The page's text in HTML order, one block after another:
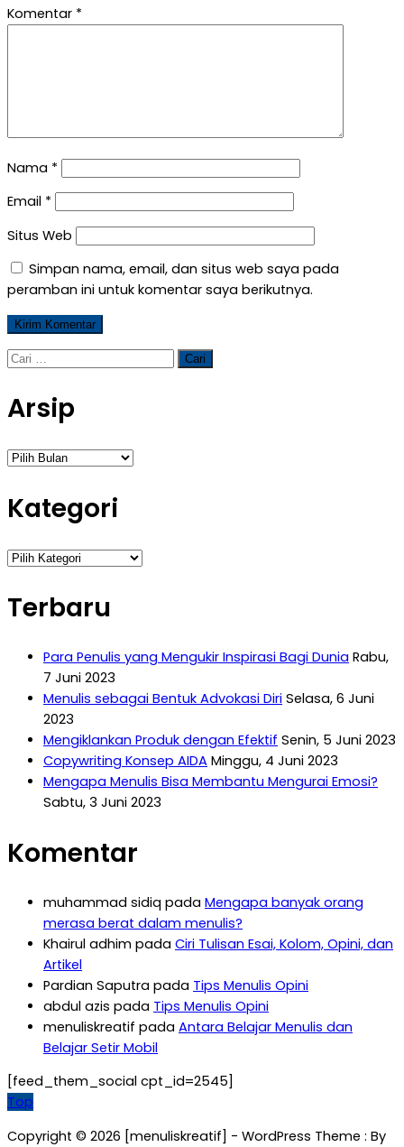
Komentar *
Nama *
Email *
Situs Web
Simpan nama, email, dan situs web saya pada
peramban ini untuk komentar saya berikutnya.
Cari
Arsip
Arsip
Kategori
Kategori
Terbaru
Para Penulis yang Mengukir Inspirasi Bagi Dunia Rabu,
7 Juni 2023
Menulis sebagai Bentuk Advokasi Diri Selasa, 6 Juni
2023
Mengiklankan Produk dengan Efektif Senin, 5 Juni 2023
Copywriting Konsep AIDA Minggu, 4 Juni 2023
Mengapa Menulis Bisa Membantu Mengurai Emosi?
Sabtu, 3 Juni 2023
Komentar
muhammad sidiq pada Mengapa banyak orang
merasa berat dalam menulis?
Khairul adhim pada Ciri Tulisan Esai, Kolom, Opini, dan
Artikel
Pardian Saputra pada Tips Menulis Opini
abdul azis pada Tips Menulis Opini
menuliskreatif pada Antara Belajar Menulis dan
Belajar Setir Mobil
[feed_them_social cpt_id=2545]
Top
Copyright © 2026 [menuliskreatif] - WordPress Theme : By